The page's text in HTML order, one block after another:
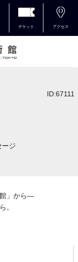
チケット アクセス
ID:67111
ージ
」から―
。